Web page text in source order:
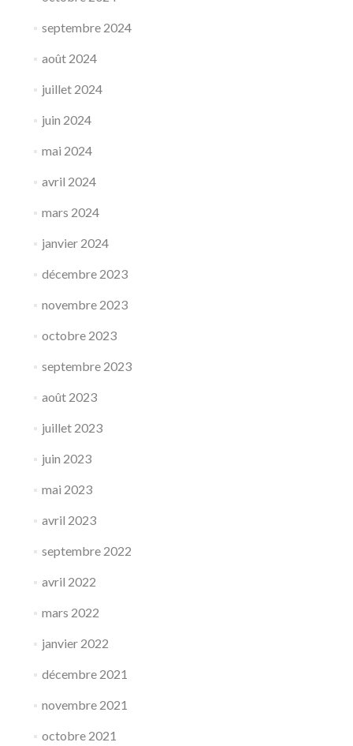
septembre 2024
août 2024
juillet 2024
juin 2024
mai 2024
avril 2024
mars 2024
janvier 2024
décembre 2023
novembre 2023
octobre 2023
septembre 2023
août 2023
juillet 2023
juin 2023
mai 2023
avril 2023
septembre 2022
avril 2022
mars 2022
janvier 2022
décembre 2021
novembre 2021
octobre 2021